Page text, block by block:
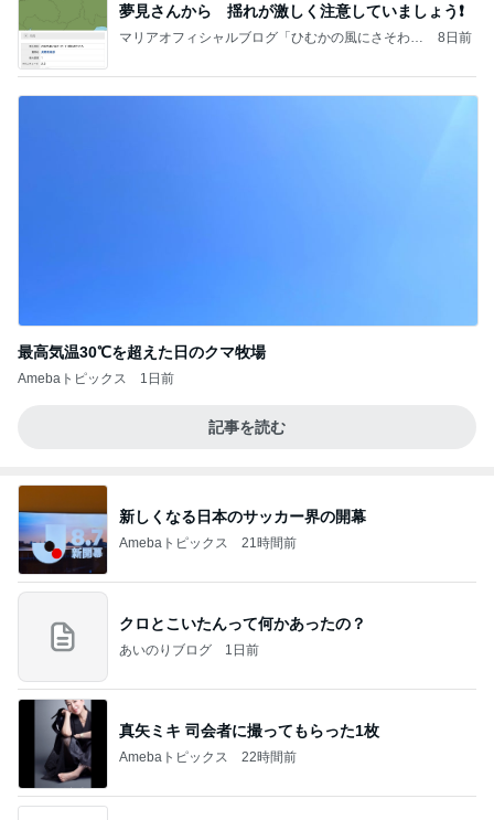
夢見さんから 揺れが激しく注意していましょう❗️
マリアオフィシャルブログ「ひむかの風にさそわれ
8日前
最高気温30℃を超えた日のクマ牧場
Amebaトピックス 1日前
記事を読む
新しくなる日本のサッカー界の開幕
Amebaトピックス 21時間前
クロとこいたんって何かあったの？
あいのりブログ 1日前
真矢ミキ 司会者に撮ってもらった1枚
Amebaトピックス 22時間前